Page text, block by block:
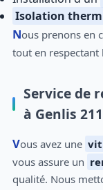
Isolation
Nous prenons
tout en respectant
Service de
à Genlis
Vous avez une
vous assure un
qualité. Nous